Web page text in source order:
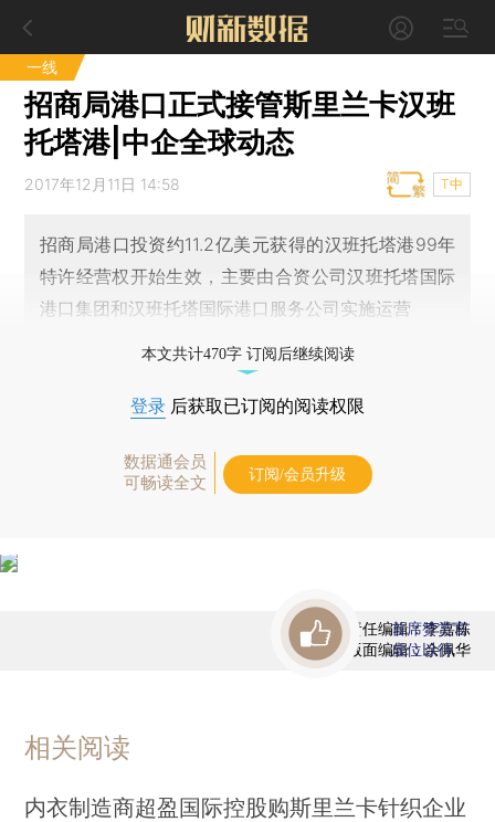
一线
招商局港口正式接管斯里兰卡汉班
托塔港|中企全球动态
2017年12月11日 14:58 T中
招商局港口投资约11.2亿美元获得的汉班托塔港99年
特许经营权开始生效，主要由合资公司汉班托塔国际
港口集团和汉班托塔国际港口服务公司实施运营
本文共计470字 订阅后继续阅读
登录 后获取已订阅的阅读权限
数据通会员
可畅读全文
订阅/会员升级
责任编辑：李嘉栋
版面编辑：余佩华
首席赞赏官
虚位以待
相关阅读
内衣制造商超盈国际控股购斯里兰卡针织企业